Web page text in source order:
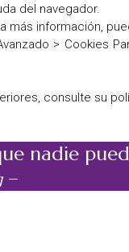
del navegador.
más información,
> Cookies
consulte su
nadie
–